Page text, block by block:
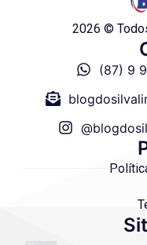
2026 ©
(87) 9